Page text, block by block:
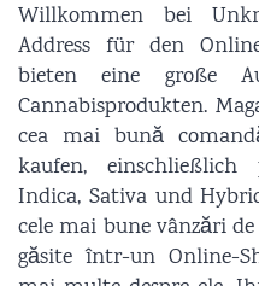
Willkommen bei
Address für den
bieten eine große
Cannabisprodukten.
cea mai bună
kaufen,
Indica, Sativa und
cele mai bune vânzări
găsite într-un Online-